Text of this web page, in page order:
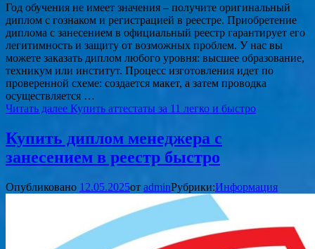
Год обучения не имеет значения – получите оригинальный
диплом с гознаком и регистрацией в реестре. Приобретение
диплома с занесением в официальный реестр гарантирует его
легитимность и защиту от возможных проблем. У нас вы
можете заказать диплом любого уровня: высшее образование,
техникум или институт. Процесс изготовления идет по
проверенной схеме: создается макет, а затем проводка
осуществляется …
Читать далее Купить аттестаты за 11 легко и быстро
Купить диплом менеджера с
занесением в реестр быстро
Опубликовано 12.05.2025от adminРубрики:Информация